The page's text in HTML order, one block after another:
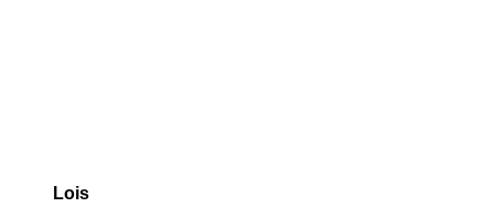
Lois